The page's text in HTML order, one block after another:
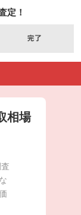
定！
相場